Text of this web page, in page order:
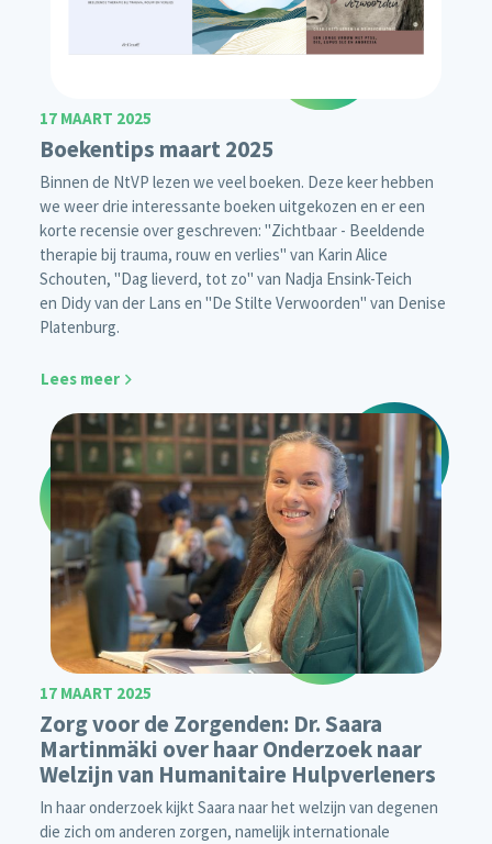
17 MAART 2025
Boekentips maart 2025
Binnen de NtVP lezen we veel boeken. Deze keer hebben
we weer drie interessante boeken uitgekozen en er een
korte recensie over geschreven: "Zichtbaar - Beeldende
therapie bij trauma, rouw en verlies" van Karin Alice
Schouten, "Dag lieverd, tot zo" van Nadja Ensink-Teich
en Didy van der Lans en "De Stilte Verwoorden" van Denise
Platenburg.
Lees meer
17 MAART 2025
Zorg voor de Zorgenden: Dr. Saara
Martinmäki over haar Onderzoek naar
Welzijn van Humanitaire Hulpverleners
In haar onderzoek kijkt Saara naar het welzijn van degenen
die zich om anderen zorgen, namelijk internationale